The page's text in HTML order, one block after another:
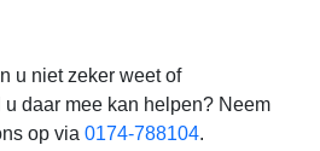
u niet zeker weet of
daar mee kan helpen? Neem
op via 0174-788104.